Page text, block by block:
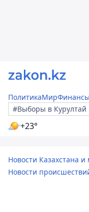
ПолитикаМирФинансы
#Выборы в Курултай
+23°
Новости Казахстана
Новости